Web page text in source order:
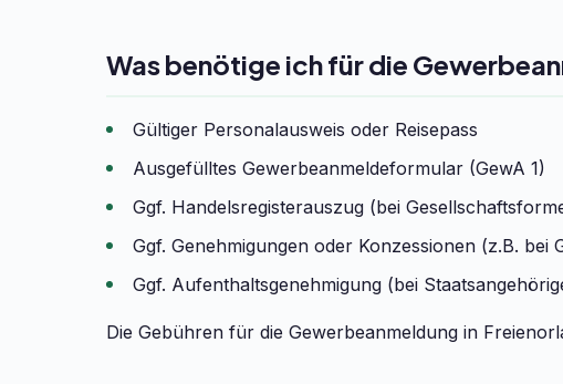
Was benötige ich für die
Gültiger Personalausweis oder Reisepass
Ausgefülltes Gewerbeanmeldeformular (GewA 1)
Ggf. Handelsregisterauszug (bei
Ggf. Genehmigungen oder Konzessionen (z.B. bei
Ggf. Aufenthaltsgenehmigung (bei
Die Gebühren für die Gewerbeanmeldung in